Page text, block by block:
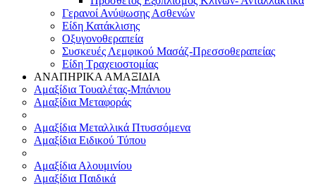
Γερανοί Ανύψωσης Ασθενών
Είδη Κατάκλισης
Οξυγονοθεραπεία
Συσκευές Λεμφικού Μασάζ-Πρεσσοθεραπείας
Είδη Τραχειοστομίας
ΑΝΑΠΗΡΙΚΑ ΑΜΑΞΙΔΙΑ
Αμαξίδια Τουαλέτας-Μπάνιου
Αμαξίδια Μεταφοράς
Αμαξίδια Μεταλλικά Πτυσσόμενα
Αμαξίδια Ειδικού Τύπου
Αμαξίδια Αλουμινίου
Αμαξίδια Παιδικά